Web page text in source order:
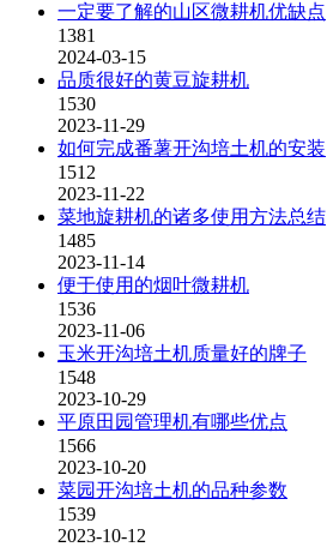
一定要了解的山区微耕机优缺点
1381
2024-03-15
品质很好的黄豆旋耕机
1530
2023-11-29
如何完成番薯开沟培土机的安装
1512
2023-11-22
菜地旋耕机的诸多使用方法总结
1485
2023-11-14
便于使用的烟叶微耕机
1536
2023-11-06
玉米开沟培土机质量好的牌子
1548
2023-10-29
平原田园管理机有哪些优点
1566
2023-10-20
菜园开沟培土机的品种参数
1539
2023-10-12